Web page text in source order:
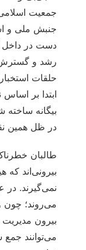
جمعیت
جنبش ملی و
دست در داخل
رشد و گسترش
حلقات
ابتدا بر
بیگانه
در ظل همین
طالبان
بیرونی‌اند
نمی‌گیرند. در
می‌روند؛ چون
بیرون
می‌توانند جمع